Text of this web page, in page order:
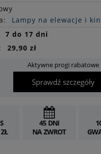
Lampy na elewacje i
7 do 17 dni
29,90 zł
Aktywne progi rabatowe
Sprawdź szczegóły
45 DNI
NA ZWROT